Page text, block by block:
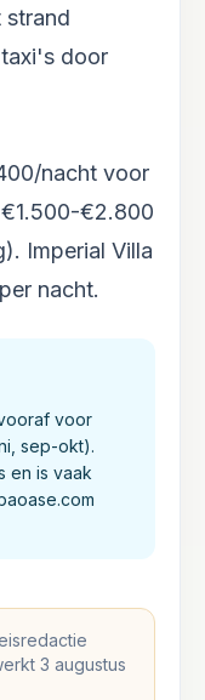
strand
door
nacht voor
€2.800
Imperial Villa
nacht.
voor
sep-okt).
en is vaak
3 augustus